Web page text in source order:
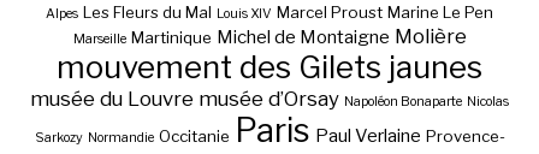
Alpes Les Fleurs du Mal Louis XIV Marcel Proust Marine Le Pen
Marseille Martinique Michel de Montaigne Molière
mouvement des Gilets jaunes
musée du Louvre musée d’Orsay Napoléon Bonaparte Nicolas
Sarkozy Normandie Occitanie Paris Paul Verlaine Provence-